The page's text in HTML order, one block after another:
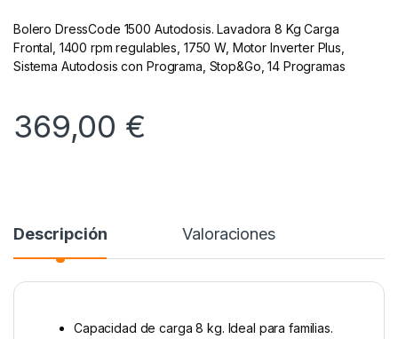
Bolero DressCode 1500 Autodosis. Lavadora 8 Kg Carga
Frontal, 1400 rpm regulables, 1750 W, Motor Inverter Plus,
Sistema Autodosis con Programa, Stop&Go, 14 Programas
369,00 €
Descripción Valoraciones
Capacidad de carga 8 kg. Ideal para familias.